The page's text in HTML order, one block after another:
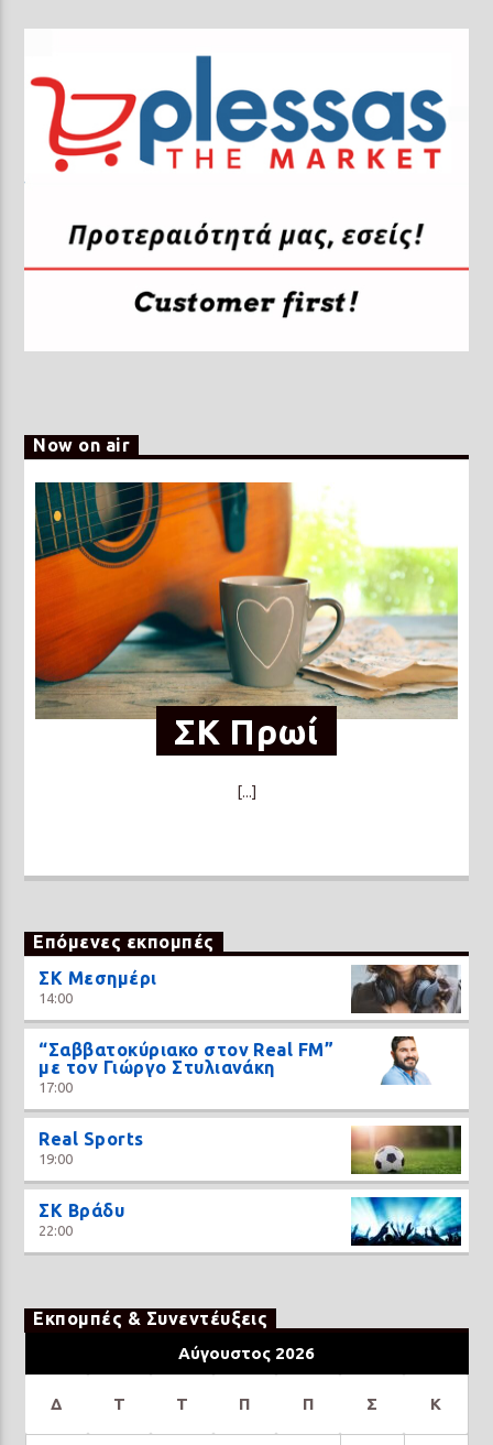
Now on air
ΣΚ Πρωί
[...]
Επόμενες εκπομπές
ΣΚ Μεσημέρι
14:00
“Σαββατοκύριακο στον Real FM”
με τον Γιώργο Στυλιανάκη
17:00
Real Sports
19:00
ΣΚ Βράδυ
22:00
Εκπομπές & Συνεντέυξεις
Αύγουστος 2026
Δ Τ Τ Π Π Σ Κ